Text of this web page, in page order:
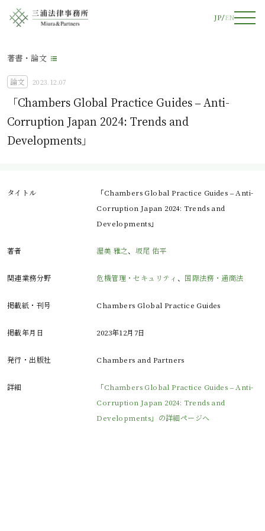
JP EN
著書・論文
論文 2023.12.07
「Chambers Global Practice Guides – Anti-
Corruption Japan 2024: Trends and
Developments」
タイトル
「Chambers Global Practice Guides – Anti-
Corruption Japan 2024: Trends and
Developments」
著者 渥美 雅之、 坂尾 佑平
関連業務分野 危機管理・セキュリティ 、 国際法務・通商法
掲載紙・刊号 Chambers Global Practice Guides
掲載年月日 2023年12月7日
発行・出版社 Chambers and Partners
詳細
「Chambers Global Practice Guides – Anti-
Corruption Japan 2024: Trends and
Developments」の詳細ページへ